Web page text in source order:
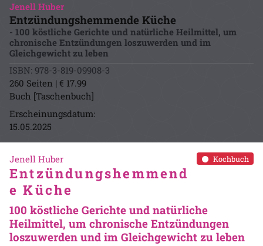
Jenell Huber
Entzündungshemmende Küche
- 100 köstliche Gerichte und natürliche Heilmittel, um
chronische Entzündungen loszuwerden und im
Gleichgewicht zu leben
ISBN: 978-3-819-09908-3
260 Seiten | € 17.99
Buch [Taschenbuch]
Erscheinungsdatum:
15.05.2025
Kochbuch
Jenell Huber
Entzündungshemmend
e Küche
100 köstliche Gerichte und natürliche
Heilmittel, um chronische Entzündungen
loszuwerden und im Gleichgewicht zu leben